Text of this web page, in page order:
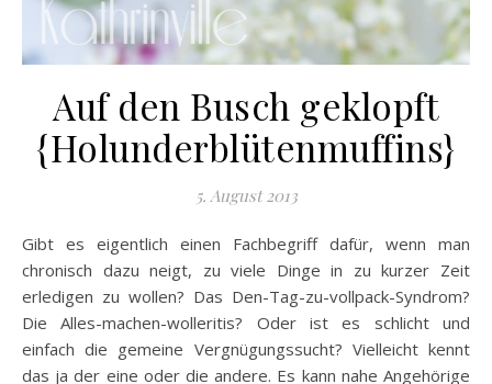
Auf den Busch geklopft
{Holunderblütenmuffins}
5. August 2013
Gibt es eigentlich einen Fachbegriff dafür, wenn man
chronisch dazu neigt, zu viele Dinge in zu kurzer Zeit
erledigen zu wollen? Das Den-Tag-zu-vollpack-Syndrom?
Die Alles-machen-wolleritis? Oder ist es schlicht und
einfach die gemeine Vergnügungssucht? Vielleicht kennt
das ja der eine oder die andere. Es kann nahe Angehörige